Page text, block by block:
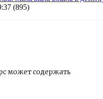
(895)
может содержать